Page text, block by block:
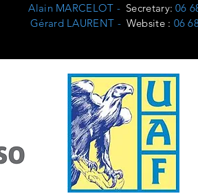
Alain MARCELOT - Secretary: 06
Gérard LAURENT - Website : 06